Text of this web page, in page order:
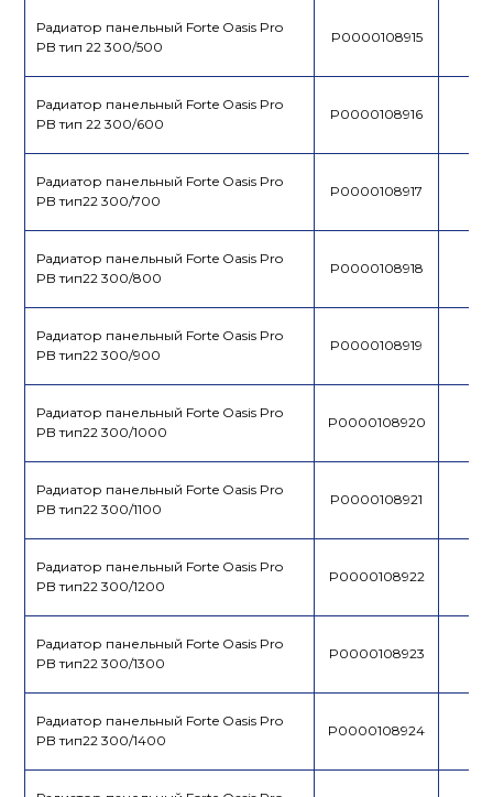
Радиатор панельный Forte Oasis Pro
PB тип 22 300/500
P0000108915
Радиатор панельный Forte Oasis Pro
PB тип 22 300/600
P0000108916
Радиатор панельный Forte Oasis Pro
PB тип22 300/700
P0000108917
Радиатор панельный Forte Oasis Pro
PB тип22 300/800
P0000108918
Радиатор панельный Forte Oasis Pro
PB тип22 300/900
P0000108919
Радиатор панельный Forte Oasis Pro
PB тип22 300/1000
P0000108920
Радиатор панельный Forte Oasis Pro
PB тип22 300/1100
P0000108921
Радиатор панельный Forte Oasis Pro
PB тип22 300/1200
P0000108922
Радиатор панельный Forte Oasis Pro
PB тип22 300/1300
P0000108923
Радиатор панельный Forte Oasis Pro
PB тип22 300/1400
P0000108924